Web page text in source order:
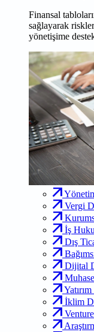
Finansal
sağlayarak
yönetişime
Vergi
İş
Dış
Dijital
İklim